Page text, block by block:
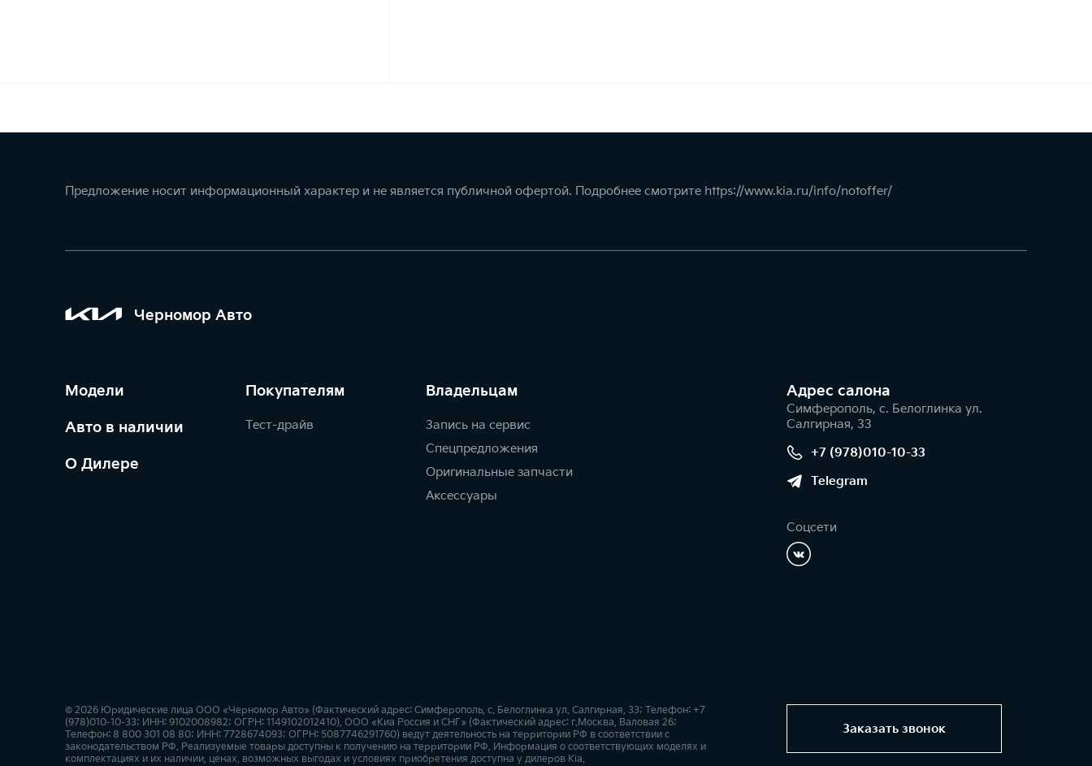
Предложение носит информационный характер и не является публичной офертой. Подробнее смотрите https://www.kia.ru/info/notoffer/
Черномор Авто
Модели
Авто в наличии
О Дилере
Покупателям
Тест-драйв
Владельцам
Запись на сервис
Спецпредложения
Оригинальные запчасти
Аксессуары
Адрес салонa
Симферополь, с. Белоглинка ул.
Салгирная, 33
+7 (978)010-10-33
Telegram
Соцсети
Заказать звонок
© 2026 Юридические лица ООО «Черномор Авто» (Фактический адрес: Симферополь, с. Белоглинка ул. Салгирная, 33; Телефон: +7
(978)010-10-33; ИНН: 9102008982; ОГРН: 1149102012410), ООО «Киа Россия и СНГ» (Фактический адрес: г.Москва, Валовая 26;
Телефон: 8 800 301 08 80; ИНН: 7728674093; ОГРН: 5087746291760) ведут деятельность на территории РФ в соответствии с
законодательством РФ. Реализуемые товары доступны к получению на территории РФ. Информация о соответствующих моделях и
комплектациях и их наличии, ценах, возможных выгодах и условиях приобретения доступна у дилеров Kia.